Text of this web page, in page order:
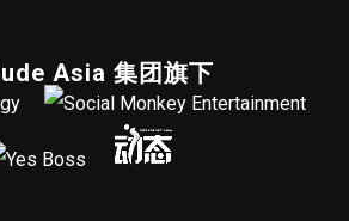
Asia 集团旗下